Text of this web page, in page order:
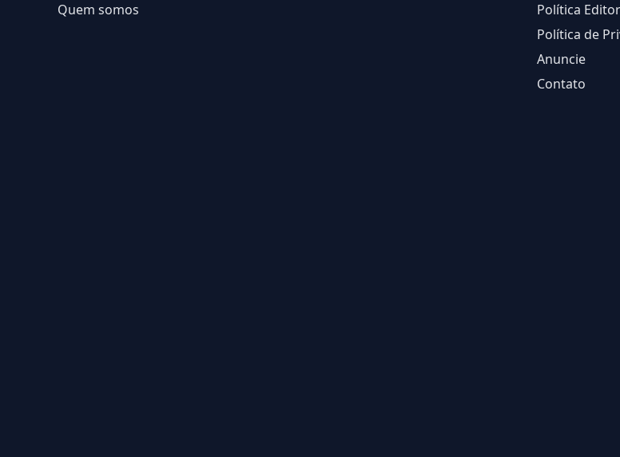
Quem somos
Política
Política de
Anuncie
Contato